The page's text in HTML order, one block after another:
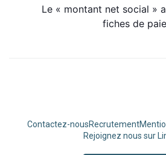
Le « montant net social »
fiches de
Contactez-nousRecrutement
Rejoignez nous sur